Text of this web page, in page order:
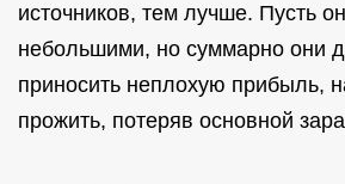
источников, тем лучше. Пусть
небольшими, но суммарно они
приносить неплохую прибыль,
прожить, потеряв основной